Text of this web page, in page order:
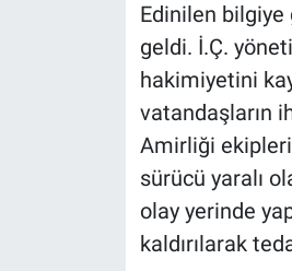
Edinilen
geldi. İ.Ç.
hakimiyetini
vatandaşların
Amirliği
sürücü yaralı
olay yerinde
kaldırılarak